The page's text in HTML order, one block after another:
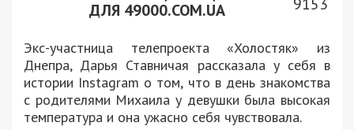
ДЛЯ 49000.COM.UA
Экс-участница телепроекта «Холостяк» из
Днепра, Дарья Ставничая рассказала у себя в
истории Instagram о том, что в день знакомства
с родителями Михаила у девушки была высокая
температура и она ужасно себя чувствовала.